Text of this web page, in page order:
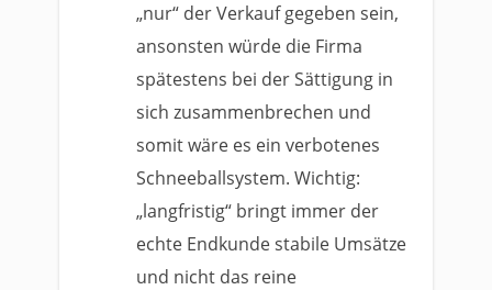
„nur“ der Verkauf gegeben sein,
ansonsten würde die Firma
spätestens bei der Sättigung in
sich zusammenbrechen und
somit wäre es ein verbotenes
Schneeballsystem. Wichtig:
„langfristig“ bringt immer der
echte Endkunde stabile Umsätze
und nicht das reine